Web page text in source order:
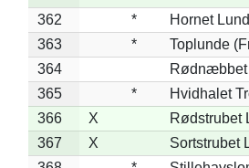
362 *
Hornet
363
*
Toplunde
364
Rødnæbbet
365
*
Hvidhalet
366
X
Rødstrubet
367
X
Sortstrubet